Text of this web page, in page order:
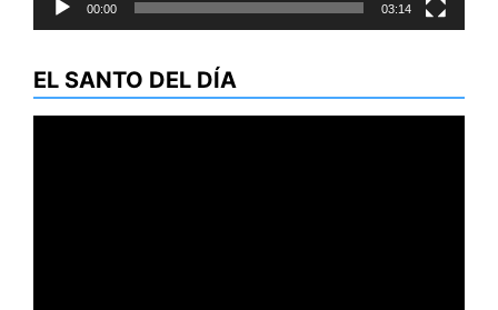
00:00 03:14
EL SANTO DEL DÍA